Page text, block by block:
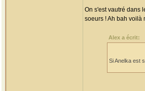
On s'est vautré dans
soeurs ! Ah bah voilà
Alex a écrit:
Si Anelka est